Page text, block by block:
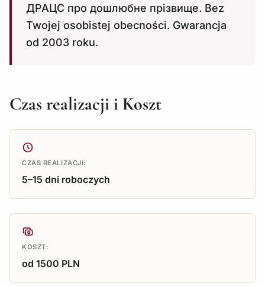
ДРАЦС про дошлюбне прізвище. Bez
Twojej osobistej obecności. Gwarancja
od 2003 roku.
Czas realizacji i Koszt
CZAS REALIZACJI:
5–15 dni roboczych
KOSZT:
od 1500 PLN